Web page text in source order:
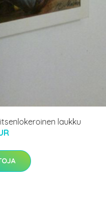
laukku